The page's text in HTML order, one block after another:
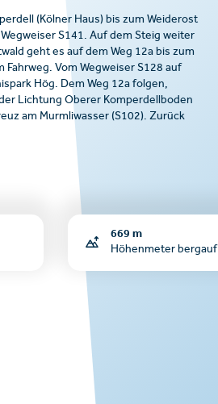
(Kölner Haus) bis zum Weiderost
S141. Auf dem Steig weiter
geht es auf dem Weg 12a bis zum
Vom Wegweiser S128 auf
Hög. Dem Weg 12a folgen,
Lichtung Oberer Komperdellboden
am Murmliwasser (S102). Zurück
669 m
Höhenmeter bergauf